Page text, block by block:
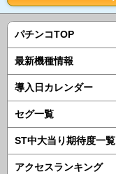
パチンコTOP
最新機種情報
導入日カレンダー
セグ一覧
ST中大当り期待度一覧
アクセスランキング